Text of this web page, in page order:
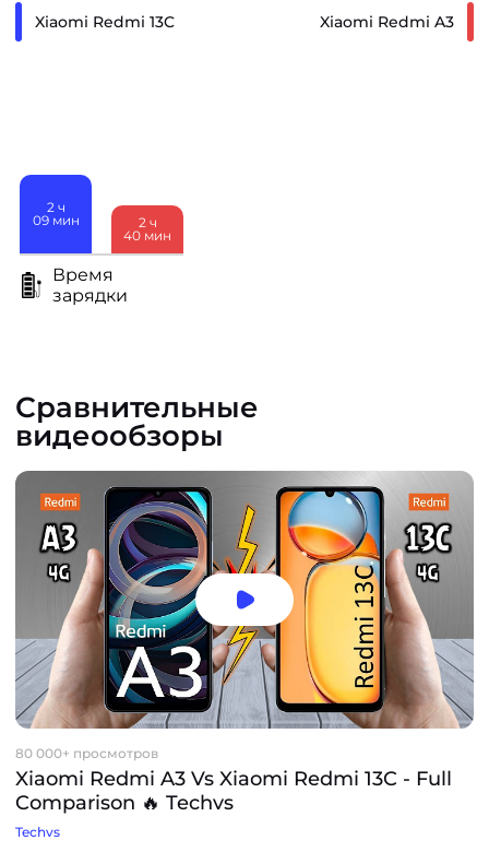
Xiaomi Redmi 13C Xiaomi Redmi A3
2 ч
09 мин 2 ч
40 мин
Время
зарядки
Сравнительные
видеообзоры
80 000+ просмотров
Xiaomi Redmi A3 Vs Xiaomi Redmi 13C - Full
Comparison 🔥 Techvs
Techvs